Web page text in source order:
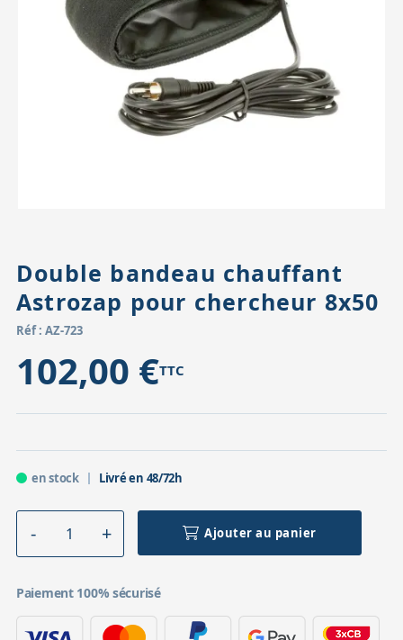
Accessoires pour montures
Pièces détachées
Double bandeau chauffant
Astrozap pour chercheur 8x50
Réf : AZ-723
102,00 €TTC
en stock Livré en 48/72h
Ajouter au panier
Paiement 100% sécurisé